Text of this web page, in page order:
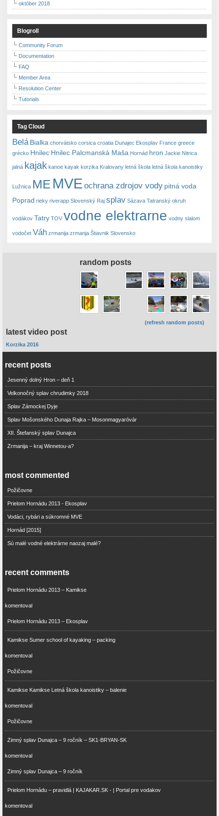
október 2018
Blogroll
Community Forum
Documentation
FAQ
Member Area
Resolution Center
Tutorials
Tag Cloud
Belá Bialka chorvátsko corsica croatia Dunajec Ekosplav France greece
grécko Hnilec Hnilec Palcmanská Maša Hornád hron Jackie Nitrica
jalná kajak kanoe kayak korzika Kralovany letná škola letná škola kanoistiky
Lužnica ME MVE ochrana zdrojov vody pitná voda
Poprad rieky riverapp Slovenský Raj splav Sázava Tatranský okruh
vodákov Tatry TOV vodne elektrarne vodny slalom
vodočet Váh zrmanija zrmanja Štiavnik Slovensko
random posts
(refresh random posts)
latest video post
Korzika 2016
recent posts
Jesenný dolný Hron – deň 1
Velkonočný splav chrudimky 2018
Splav Zámockej Dyje
Splav Mošonského Dunaja Rajka – Mosonmagyaróvár
XII. Štefanský splav Dunajca
Zrmanija – kraj Winnetou-a?
most commented
Požičovne
Prielom Hornádu 2013 - Ekosplav
Vodáci, rybári a súkromné MVE
Hornád [2015]
Sú malé vodné elektrárne naozaj malé?
recent comments
Prielom Hornádu 2013 – Kamikse
komentoval
Prielom Hornádu 2013 – Ekosplav
Kamikse Sumer school of kayaking – packing
komentoval
Požičovne
Kamikse Kamikse Letná škola kanoistiky – balenie
komentoval
Požičovne
Zimný splav Dunajca – 9 ročník – SK1-BRYAN-SK
komentoval
Zimný splav Dunajca – 9 ročník
Prielom Hornádu – pravidlá | KAJAKAR.SK - | Portal pre vodakov
komentoval